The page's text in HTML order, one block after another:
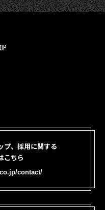
プ、採用に関する
こちら
contact/